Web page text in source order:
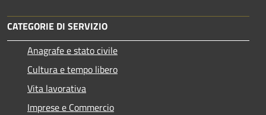
CATEGORIE DI SERVIZIO
Anagrafe e stato civile
Cultura e tempo libero
Vita lavorativa
Imprese e Commercio